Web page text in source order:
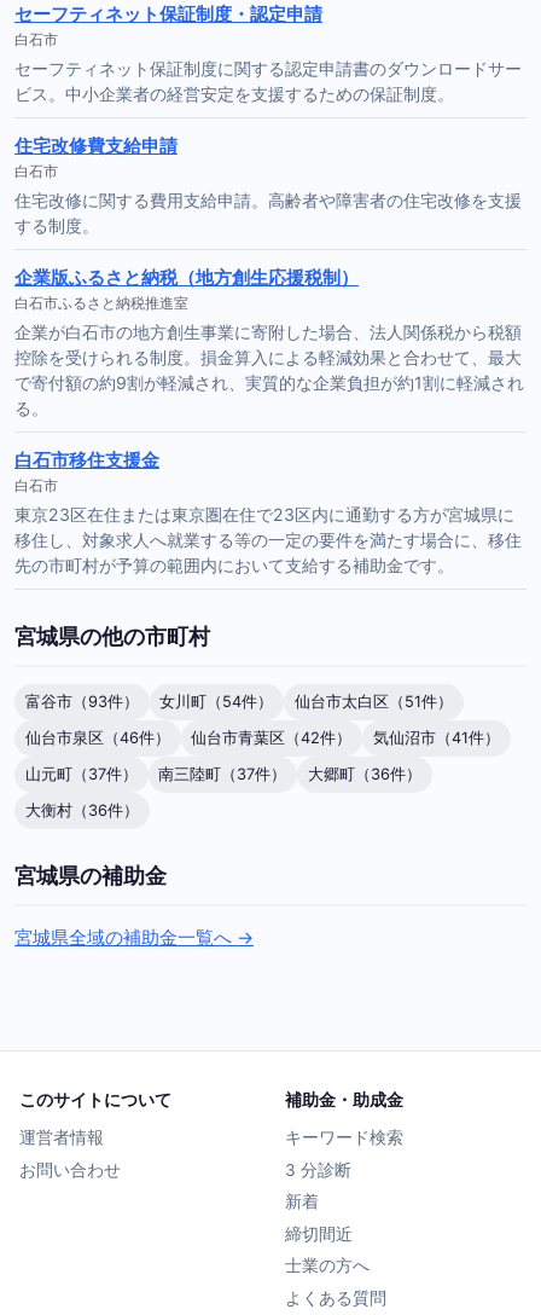
セーフティネット保証制度・認定申請
白石市
セーフティネット保証制度に関する認定申請書のダウンロードサー
ビス。中小企業者の経営安定を支援するための保証制度。
住宅改修費支給申請
白石市
住宅改修に関する費用支給申請。高齢者や障害者の住宅改修を支援
する制度。
企業版ふるさと納税（地方創生応援税制）
白石市ふるさと納税推進室
企業が白石市の地方創生事業に寄附した場合、法人関係税から税額
控除を受けられる制度。損金算入による軽減効果と合わせて、最大
で寄付額の約9割が軽減され、実質的な企業負担が約1割に軽減され
る。
白石市移住支援金
白石市
東京23区在住または東京圏在住で23区内に通勤する方が宮城県に
移住し、対象求人へ就業する等の一定の要件を満たす場合に、移住
先の市町村が予算の範囲内において支給する補助金です。
宮城県の他の市町村
富谷市（93件） 女川町（54件）
仙台市太白区（51件）
仙台市泉区（46件）
仙台市青葉区（42件）
気仙沼市（41件）
山元町（37件）
南三陸町（37件）
大郷町（36件）
大衡村（36件）
宮城県の補助金
宮城県全域の補助金一覧へ →
このサイトについて
運営者情報
お問い合わせ
補助金・助成金
キーワード検索
3 分診断
新着
締切間近
士業の方へ
よくある質問